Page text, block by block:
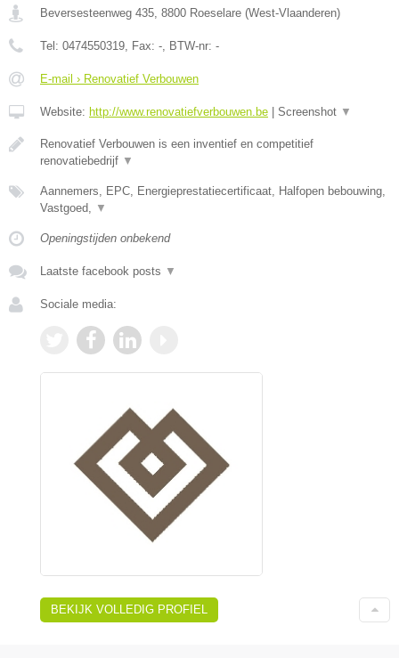
Beversesteenweg 435 8800 Roeselare (West-Vlaanderen)
Tel: 0474550319 , Fax: - , BTW-nr: -
E-mail › Renovatief Verbouwen
Website: http://www.renovatiefverbouwen.be Screenshot ▼
Renovatief Verbouwen is een inventief en competitief
renovatiebedrijf ▼
Aannemers, EPC, Energieprestatiecertificaat, Halfopen bebouwing,
Vastgoed,
▼
Openingstijden onbekend
Laatste facebook posts ▼
Sociale media:
BEKIJK VOLLEDIG PROFIEL